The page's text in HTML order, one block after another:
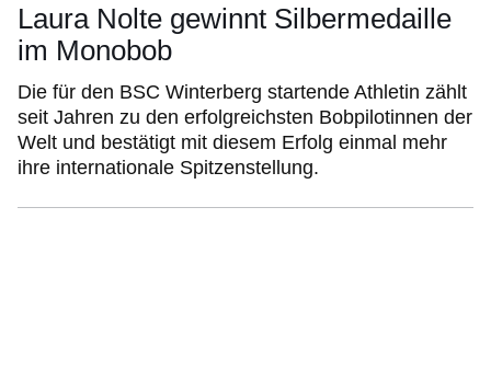
Laura Nolte gewinnt Silbermedaille
im Monobob
Die für den BSC Winterberg startende Athletin zählt
seit Jahren zu den erfolgreichsten Bobpilotinnen der
Welt und bestätigt mit diesem Erfolg einmal mehr
ihre internationale Spitzenstellung.